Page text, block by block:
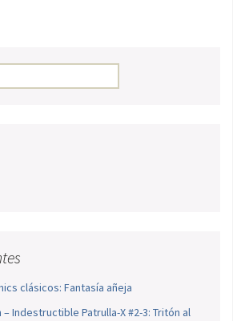
clásicos: Fantasía añeja
– Indestructible Patrulla-X #2-3: Tritón al